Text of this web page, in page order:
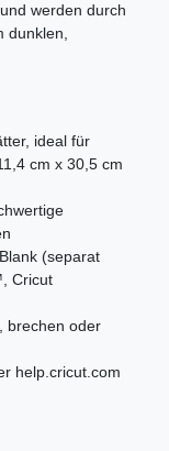
werden durch
dunklen,
ideal für
cm x 30,5 cm
(separat
Cricut
brechen oder
help.cricut.com